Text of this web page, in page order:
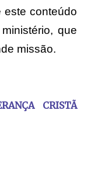
este conteúdo
que
missão.
CRISTÃ